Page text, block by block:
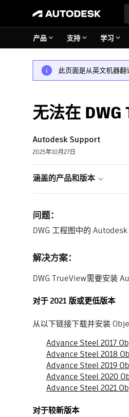
产品 支持 学习
此页面是从英文机器翻
无法在
Autodesk Support
2025年10月27日
涵盖的产品和版本
问题：
DWG 工程图中的
解决方案：
DWG TrueView需要安装
对于 2021 版或更低版本
从以下链接下载并安装
Advance Steel 2017
Advance Steel 2018
Advance Steel 2019
Advance Steel 2020
Advance Steel 2021
对于较新版本